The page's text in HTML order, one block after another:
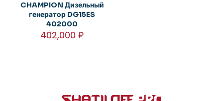
CHAMPION Дизельный
генератор DG15ES
402000
402,000₽